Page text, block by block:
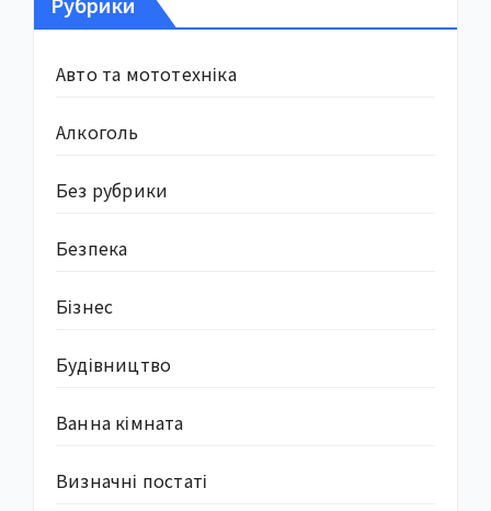
Авто та мототехніка
Алкоголь
Без рубрики
Безпека
Бізнес
Будівництво
Ванна кімната
Визначні постаті